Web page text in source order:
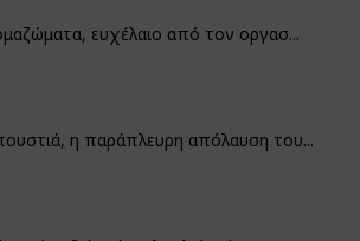
ευχέλαιο από τον οργασ...
η παράπλευρη απόλαυση του...